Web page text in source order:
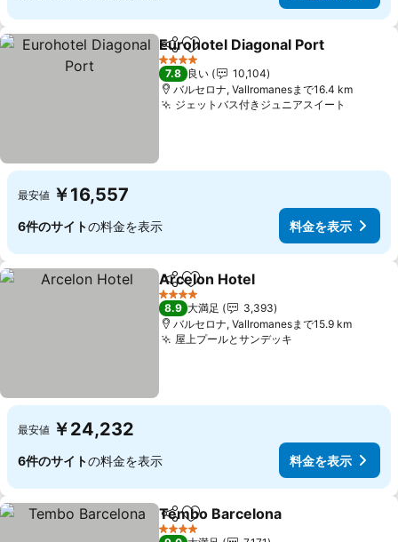
シェアお気に入りに追加
Eurohotel Diagonal Port
4 ホテルのランク
7.8 良い
10,104
バルセロナ, Vallromanesまで16.4 km
ジェットバス付きジュニアスイート
最安値 ￥16,557
6件のサイトの料金を表示 料金を表示
シェアお気に入りに追加
Arcelon Hotel
4 ホテルのランク
8.9 大満足
3,393
バルセロナ, Vallromanesまで15.9 km
屋上プールとサンデッキ
最安値 ￥24,232
6件のサイトの料金を表示 料金を表示
シェアお気に入りに追加
Tembo Barcelona
4 ホテルのランク